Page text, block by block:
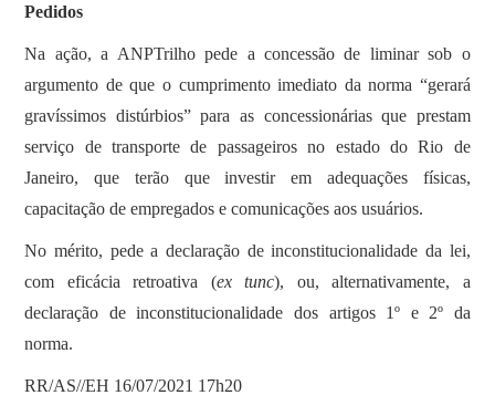
Pedidos
Na ação, a ANPTrilho pede a concessão de liminar sob o
argumento de que o cumprimento imediato da norma “gerará
gravíssimos distúrbios” para as concessionárias que prestam
serviço de transporte de passageiros no estado do Rio de
Janeiro, que terão que investir em adequações físicas,
capacitação de empregados e comunicações aos usuários.
No mérito, pede a declaração de inconstitucionalidade da lei,
com eficácia retroativa (ex tunc), ou, alternativamente, a
declaração de inconstitucionalidade dos artigos 1º e 2º da
norma.
RR/AS//EH 16/07/2021 17h20